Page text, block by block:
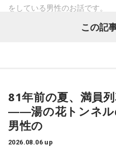
をしている男性のお話です。
さ」号、「かいじ」号。列車
駅のホームを横目に通過する
小仏峠に向けて登り坂をぐい
初にくぐるトンネルの名前を
この記
81年前の夏、満員
――湯の花トンネル
男性の
2026.08.06 up